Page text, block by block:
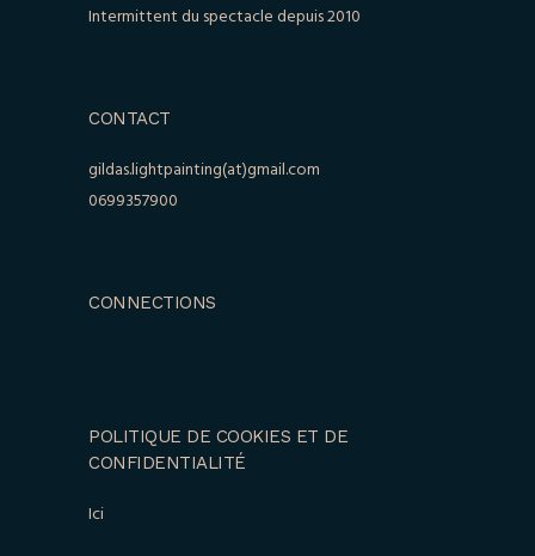
Intermittent du spectacle depuis 2010
CONTACT
gildas.lightpainting(at)gmail.com
0699357900
CONNECTIONS
POLITIQUE DE COOKIES ET DE
CONFIDENTIALITÉ
Ici